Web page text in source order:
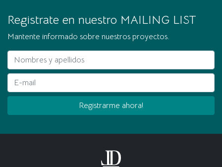
Registrate en nuestro MAILING LIST
Mantente informado sobre nuestros proyectos.
Nombres y apellidos
E-mail
Registrarme ahora!